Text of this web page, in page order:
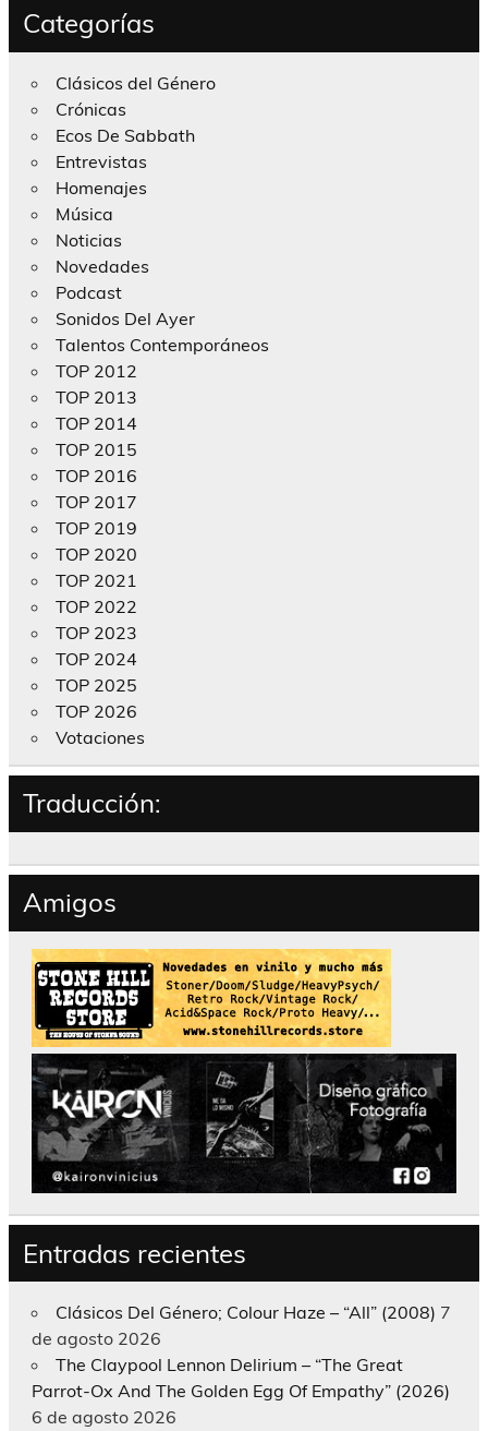
Categorías
Clásicos del Género
Crónicas
Ecos De Sabbath
Entrevistas
Homenajes
Música
Noticias
Novedades
Podcast
Sonidos Del Ayer
Talentos Contemporáneos
TOP 2012
TOP 2013
TOP 2014
TOP 2015
TOP 2016
TOP 2017
TOP 2019
TOP 2020
TOP 2021
TOP 2022
TOP 2023
TOP 2024
TOP 2025
TOP 2026
Votaciones
Traducción:
Amigos
Entradas recientes
Clásicos Del Género; Colour Haze – “All” (2008) 7
de agosto 2026
The Claypool Lennon Delirium – “The Great
Parrot-Ox And The Golden Egg Of Empathy” (2026)
6 de agosto 2026